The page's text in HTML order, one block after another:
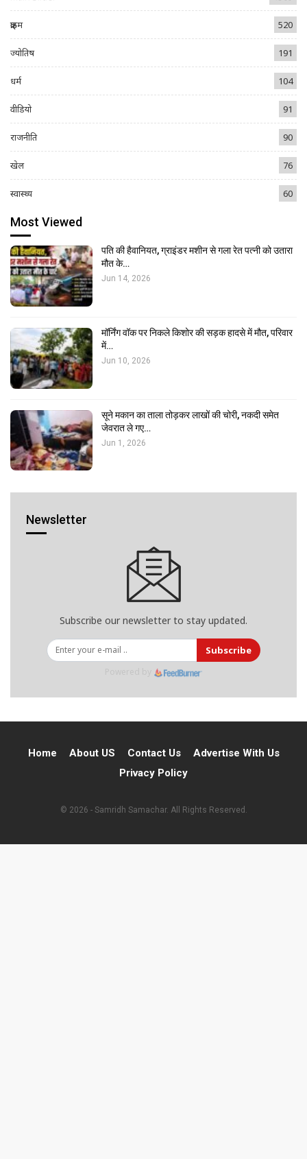
क्राइम 520
ज्योतिष 191
धर्म 104
वीडियो 91
राजनीति 90
खेल 76
स्वास्थ्य 60
Most Viewed
पति की हैवानियत, ग्राइंडर मशीन से गला रेत पत्नी को उतारा
मौत के…
Jun 14, 2026
मॉर्निंग वॉक पर निकले किशोर की सड़क हादसे में मौत, परिवार
में…
Jun 10, 2026
सूने मकान का ताला तोड़कर लाखों की चोरी, नकदी समेत
जेवरात ले गए…
Jun 1, 2026
Newsletter
Subscribe our newsletter to stay updated.
Subscribe
Home About US Contact Us
Advertise With Us
Privacy Policy
© 2026 - Samridh Samachar. All Rights Reserved.